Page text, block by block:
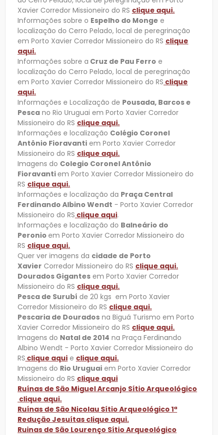
Xavier Corredor Missioneiro do RS clique aqui.
Informações sobre o Espelho do Monge e
localização do Cerro Pelado, local de peregrinação
em Porto Xavier Corredor Missioneiro do RS clique
aqui.
Informações sobre a Cruz de Pau Ferro e
localização do Cerro Pelado, local de peregrinação
em Porto Xavier Corredor Missioneiro do RS clique
aqui.
Informações e Localização de Pousada, Barcos e
Pesca no Rio Uruguai em Porto Xavier Corredor
Missioneiro do RS clique aqui.
Informações e localização Colégio Coronel
Antônio Fioravanti em Porto Xavier Corredor
Missioneiro do RS clique aqui.
Imagens do Colegio Coronel Antônio
Fioravantiem Porto Xavier Corredor Missioneiro do
RS clique aqui.
Informações e localização da Praça Central
Ferdinando Albino Wendt - Porto Xavier Corredor
Missioneiro do RS clique aqui.
Informações e localização do Balneário do
Peronio em Porto Xavier Corredor Missioneiro do
RS clique aqui.
Quer ver imagens da cidade de Porto
Xavier Corredor Missioneiro do RS clique aqui.
Dourados Gigantes em Porto Xavier Corredor
Missioneiro do RS clique aqui.
Pesca de Surubí de 20 kgs em Porto Xavier
Corredor Missioneiro do RS clique aqui.
Pescaria de Dourados na Biguá Turismo em Porto
Xavier Corredor Missioneiro do RS clique aqui.
Imagens do Natal de 2014 na Praça Ferdinando
Albino Wendt - Porto Xavier Corredor Missioneiro do
RS clique aqui e clique aqui.
Imagens do Rio Uruguai em Porto Xavier Corredor
Missioneiro do RS clique aqui
Ruínas de São Miguel Arcanjo Sítio Arqueológico
clique aqui.
Ruínas de São Nicolau Sítio Arqueológico 1ª
Redução Jesuítas clique aqui.
Ruinas de São Lourenço Sítio Arqueológico